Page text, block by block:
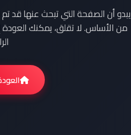
يبدو أن الصفحة التي تبحث عنها قد
من الأساس. لا تقلق، يمكنك العودة